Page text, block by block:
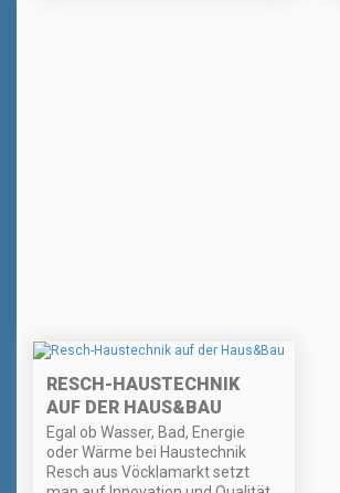
RESCH-HAUSTECHNIK
AUF DER HAUS&BAU
Egal ob Wasser, Bad, Energie
oder Wärme bei Haustechnik
Resch aus Vöcklamarkt setzt